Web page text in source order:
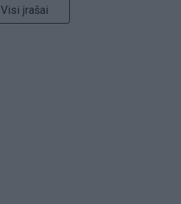
Visi įrašai